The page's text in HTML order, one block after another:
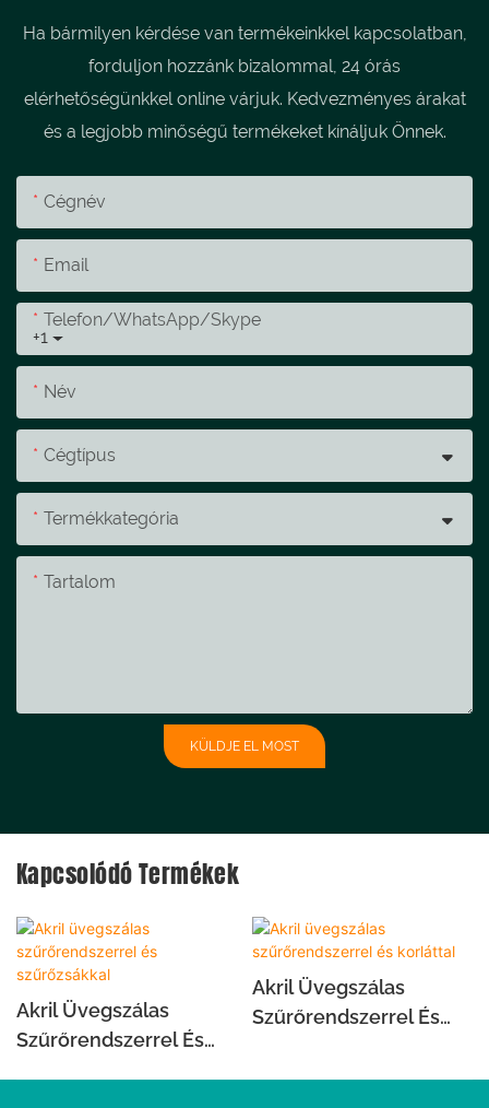
Ha bármilyen kérdése van termékeinkkel kapcsolatban,
forduljon hozzánk bizalommal, 24 órás
elérhetőségünkkel online várjuk. Kedvezményes árakat
és a legjobb minőségű termékeket kínáljuk Önnek.
Cégnév
Email
+1
Telefon/WhatsApp/Skype
Név
Cégtípus
Termékkategória
Tartalom
KÜLDJE EL MOST
Kapcsolódó Termékek
Akril Üvegszálas
Szűrőrendszerrel És
Akril Üvegszálas
Szűrőrendszerrel És